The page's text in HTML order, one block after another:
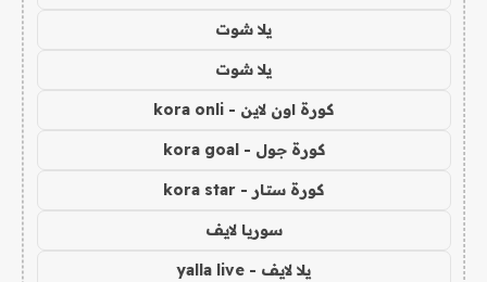
يلا شوت
يلا شوت
كورة اون لاين - kora onli
كورة جول - kora goal
كورة ستار - kora star
سوريا لايف
يلا لايف - yalla live